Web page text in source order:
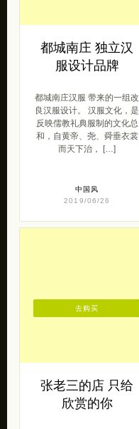
都城南庄 独立汉
服设计品牌
都城南庄汉服 带来的一组改
良汉服设计。 汉服文化，是
反映儒教礼典服制的文化总
和，自黄帝、尧、舜垂衣裳
而天下治， […]
中国风
2019/06/26
张老三的店 只给
欣赏的你
去购买